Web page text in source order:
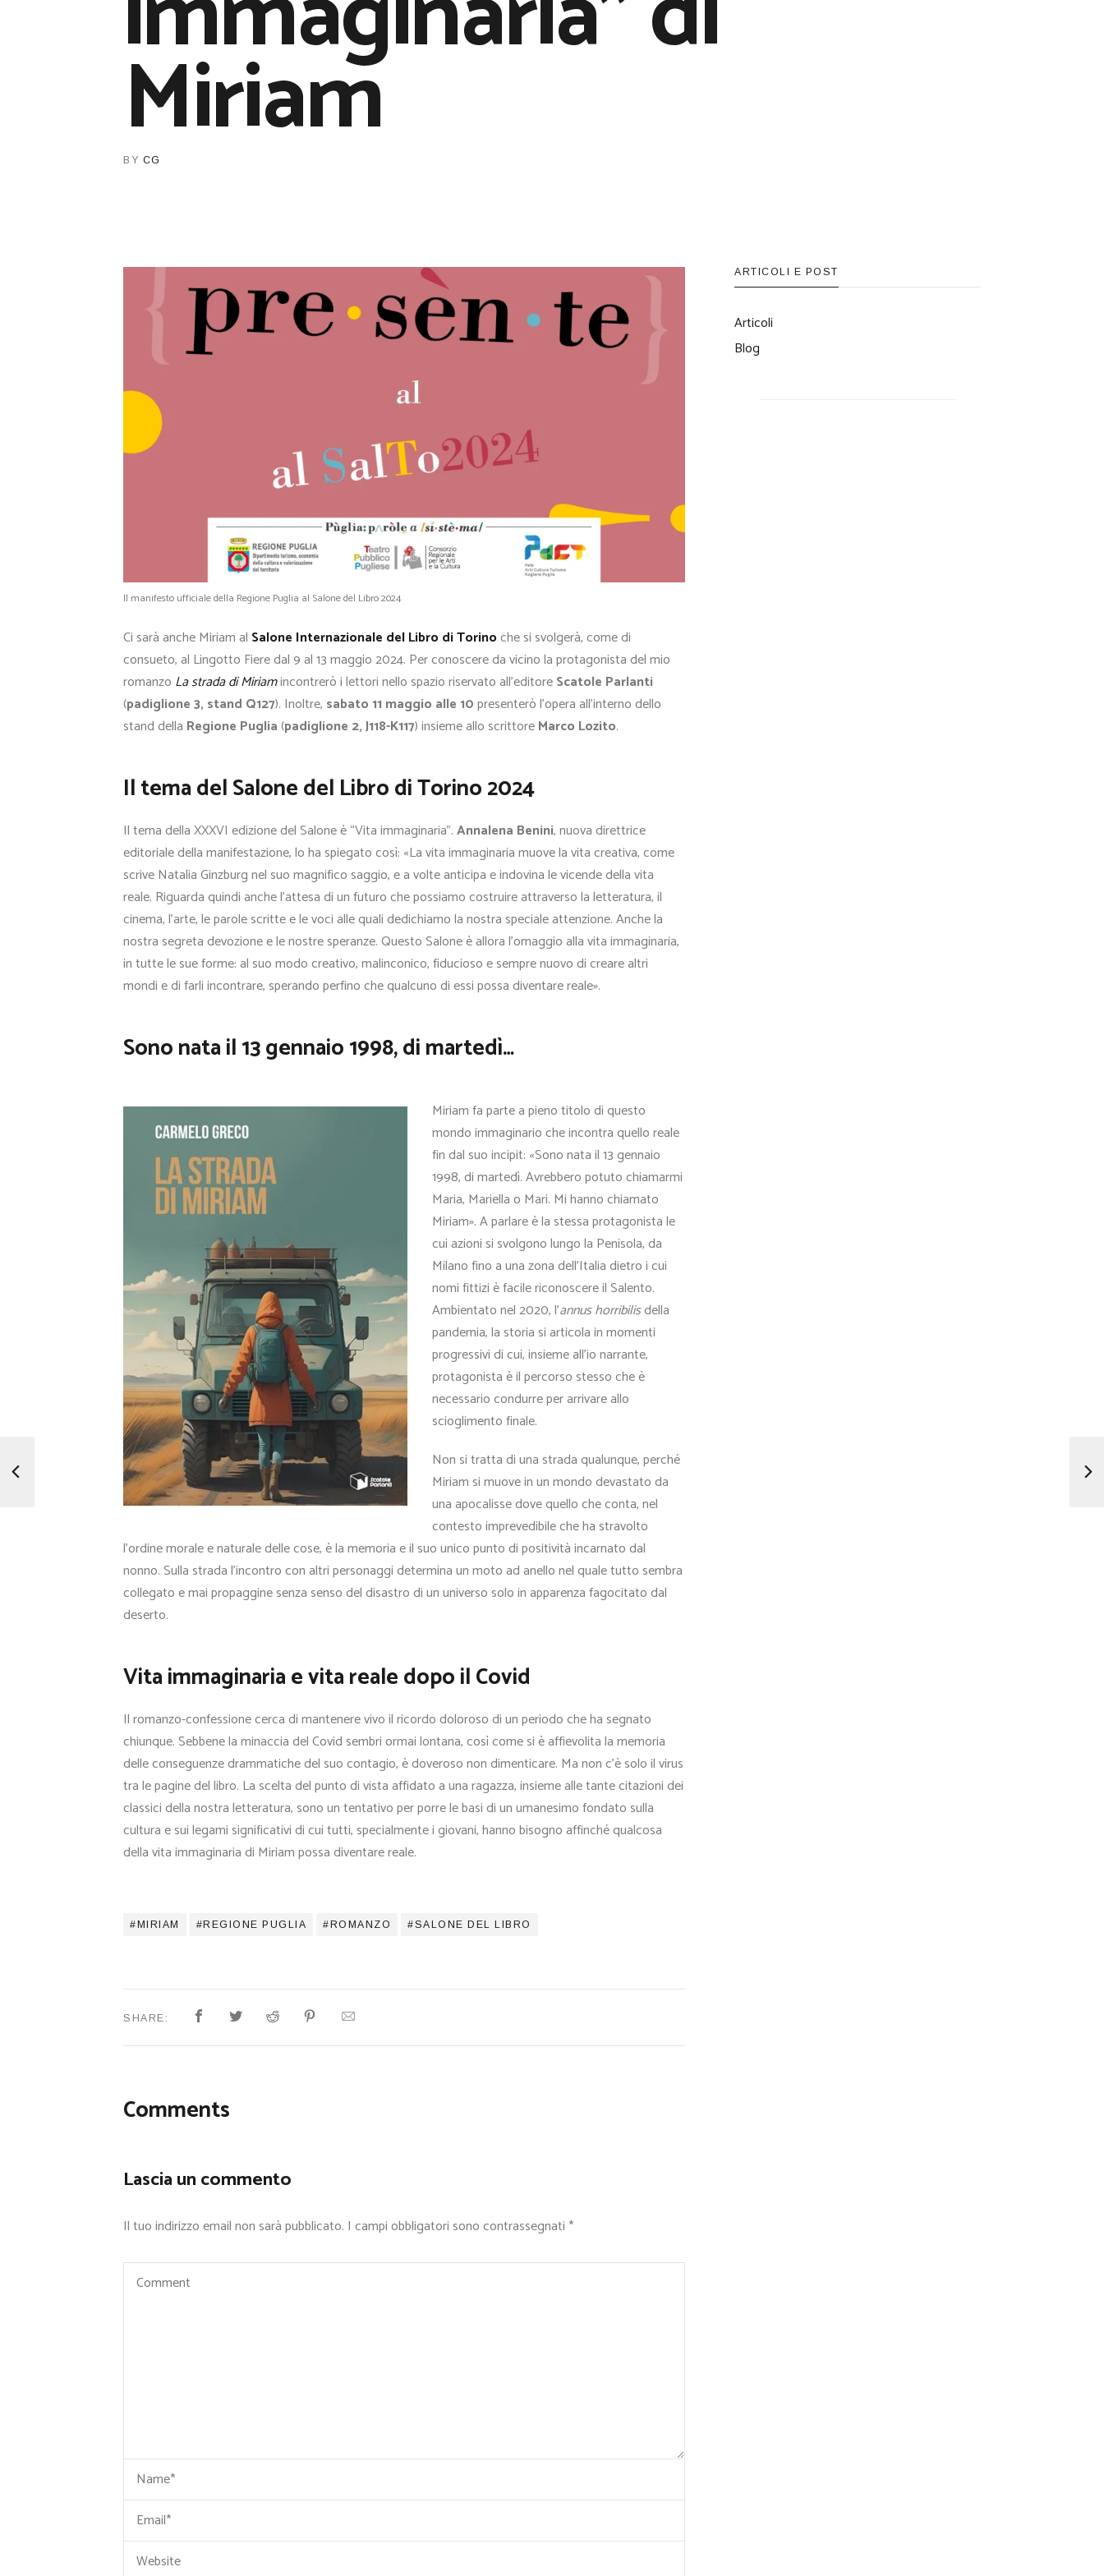
Miriam
BY CG
Il manifesto ufficiale della Regione Puglia al Salone del Libro 2024
Ci sarà anche Miriam al Salone Internazionale del Libro di Torinoche si svolgerà, come di
consueto, al Lingotto Fiere dal 9 al 13 maggio 2024. Per conoscere da vicino la protagonista del mio
romanzo La strada di Miriamincontrerò i lettori nello spazio riservato all’editoreScatole Parlanti
(padiglione 3, stand Q127). Inoltre, sabato 11 maggio alle 10presenterò l’opera all’interno dello
stand della Regione Puglia(padiglione 2, J118-K117) insieme allo scrittoreMarco Lozito.
Il tema del Salone del Libro di Torino 2024
Il tema della XXXVI edizione del Salone è “Vita immaginaria”.Annalena Benini, nuova direttrice
editoriale della manifestazione, lo ha spiegato così: «La vita immaginaria muove la vita creativa, come
scrive Natalia Ginzburg nel suo magnifico saggio, e a volte anticipa e indovina le vicende della vita
reale. Riguarda quindi anche l’attesa di un futuro che possiamo costruire attraverso la letteratura, il
cinema, l’arte, le parole scritte e le voci alle quali dedichiamo la nostra speciale attenzione. Anche la
nostra segreta devozione e le nostre speranze. Questo Salone è allora l’omaggio alla vita immaginaria,
in tutte le sue forme: al suo modo creativo, malinconico, fiducioso e sempre nuovo di creare altri
mondi e di farli incontrare, sperando perfino che qualcuno di essi possa diventare reale».
Sono nata il 13 gennaio 1998, di martedì…
Miriam fa parte a pieno titolo di questo
mondo immaginario che incontra quello reale
fin dal suo incipit: «Sono nata il 13 gennaio
1998, di martedì. Avrebbero potuto chiamarmi
Maria, Mariella o Mari. Mi hanno chiamato
Miriam». A parlare è la stessa protagonista le
cui azioni si svolgono lungo la Penisola, da
Milano fino a una zona dell’Italia dietro i cui
nomi fittizi è facile riconoscere il Salento.
Ambientato nel 2020, l’annus horribilisdella
pandemia, la storia si articola in momenti
progressivi di cui, insieme all’io narrante,
protagonista è il percorso stesso che è
necessario condurre per arrivare allo
scioglimento finale.
Non si tratta di una strada qualunque, perché
Miriam si muove in un mondo devastato da
una apocalisse dove quello che conta, nel
contesto imprevedibile che ha stravolto
l’ordine morale e naturale delle cose, è la memoria e il suo unico punto di positività incarnato dal
nonno. Sulla strada l’incontro con altri personaggi determina un moto ad anello nel quale tutto sembra
collegato e mai propaggine senza senso del disastro di un universo solo in apparenza fagocitato dal
deserto.
Vita immaginaria e vita reale dopo il Covid
Il romanzo-confessione cerca di mantenere vivo il ricordo doloroso di un periodo che ha segnato
chiunque. Sebbene la minaccia del Covid sembri ormai lontana, così come si è affievolita la memoria
delle conseguenze drammatiche del suo contagio, è doveroso non dimenticare. Ma non c’è solo il virus
tra le pagine del libro. La scelta del punto di vista affidato a una ragazza, insieme alle tante citazioni dei
classici della nostra letteratura, sono un tentativo per porre le basi di un umanesimo fondato sulla
cultura e sui legami significativi di cui tutti, specialmente i giovani, hanno bisogno affinché qualcosa
della vita immaginaria di Miriam possa diventare reale.
MIRIAM REGIONE PUGLIA ROMANZO SALONE DEL LIBRO
SHARE:
Comments
Lascia un commento
Il tuo indirizzo email non sarà pubblicato. I campi obbligatori sono contrassegnati *
ARTICOLI E POST
Articoli
Blog